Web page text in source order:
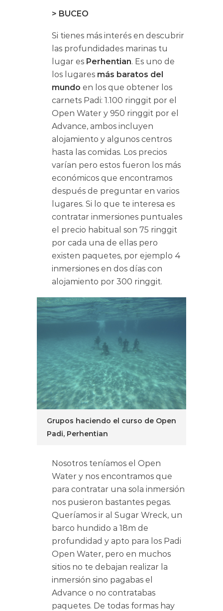
> BUCEO
Si tienes más interés en descubrir
las profundidades marinas tu
lugar es Perhentian. Es uno de
los lugares más baratos del
mundo en los que obtener los
carnets Padi: 1.100 ringgit por el
Open Water y 950 ringgit por el
Advance, ambos incluyen
alojamiento y algunos centros
hasta las comidas. Los precios
varían pero estos fueron los más
económicos que encontramos
después de preguntar en varios
lugares. Si lo que te interesa es
contratar inmersiones puntuales
el precio habitual son 75 ringgit
por cada una de ellas pero
existen paquetes, por ejemplo 4
inmersiones en dos días con
alojamiento por 300 ringgit.
Grupos haciendo el curso de Open
Padi, Perhentian
Nosotros teníamos el Open
Water y nos encontramos que
para contratar una sola inmersión
nos pusieron bastantes pegas.
Queríamos ir al Sugar Wreck, un
barco hundido a 18m de
profundidad y apto para los Padi
Open Water, pero en muchos
sitios no te debajan realizar la
inmersión sino pagabas el
Advance o no contratabas
paquetes. De todas formas hay